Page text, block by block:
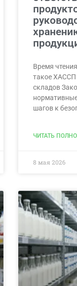
Время
такое ХАССП
складов
шагов к
ЧИТАТЬ
8 мая 2026